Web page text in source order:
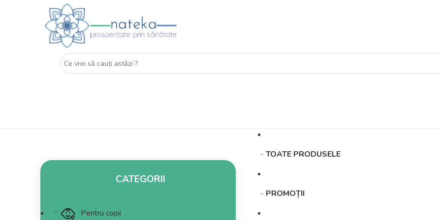
CATEGORII
Pentru copii
TOATE PRODUSELE
PROMOȚII